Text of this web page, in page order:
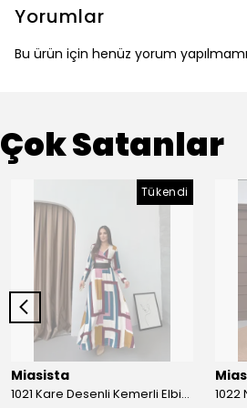
Yorumlar
Bu ürün için henüz yorum
Çok Satanlar
Tükendi
Miasista
1021 Kare Desenli Kemerli Elbise